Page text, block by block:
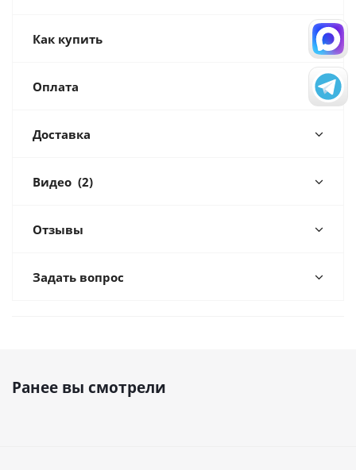
Как купить
Оплата
Доставка
Видео (2)
Отзывы
Задать вопрос
Ранее вы смотрели